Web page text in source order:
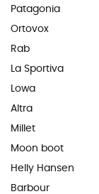
Patagonia
Ortovox
Rab
La Sportiva
Lowa
Altra
Millet
Moon boot
Helly Hansen
Barbour